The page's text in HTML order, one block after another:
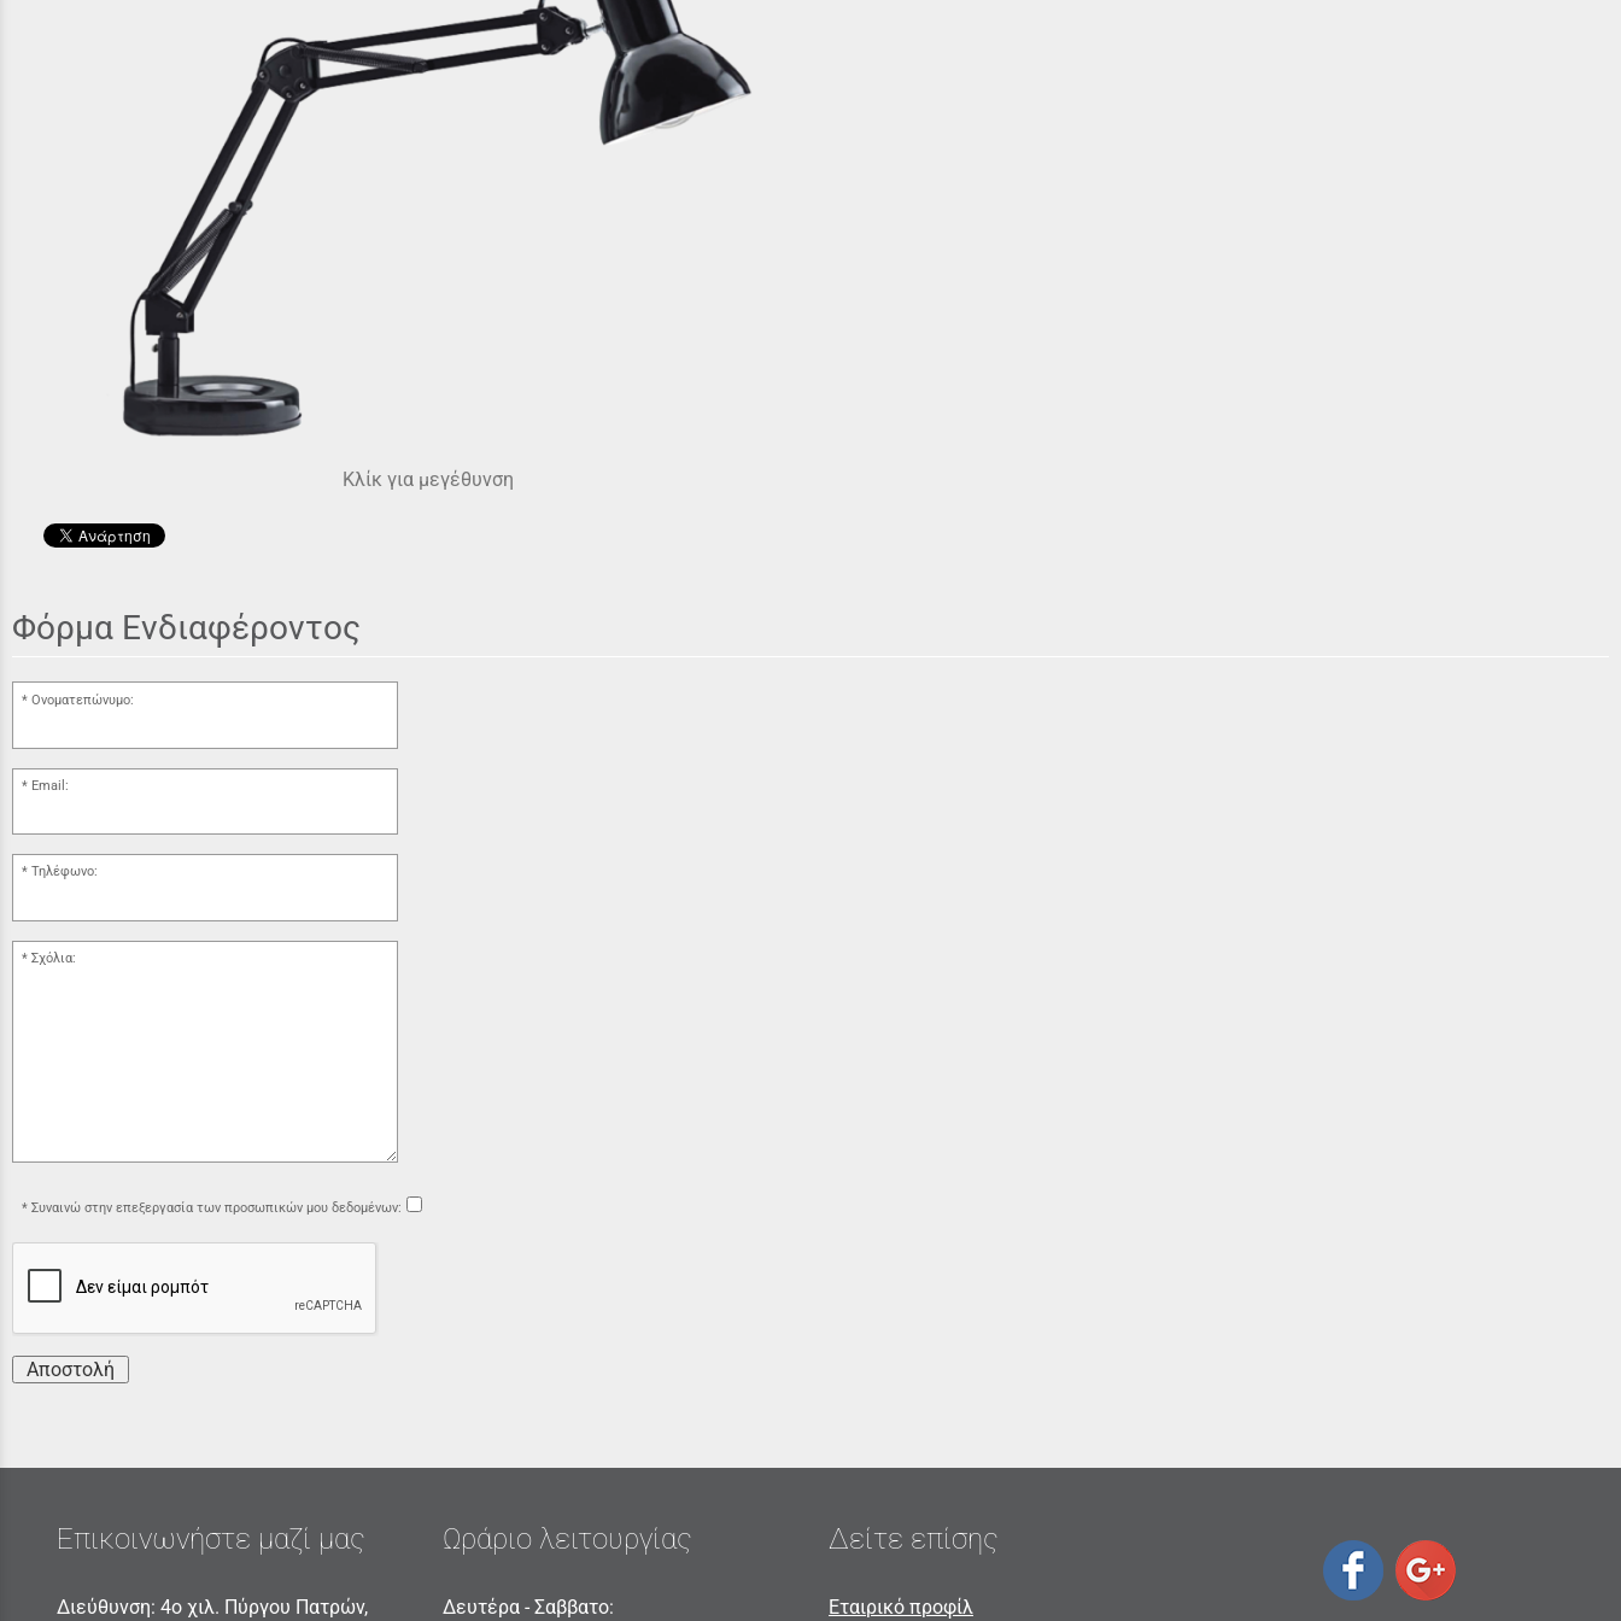
Κλίκ για μεγέθυνση
Φόρμα Ενδιαφέροντος
Ονοματεπώνυμο:
Email:
Τηλέφωνο:
Σχόλια:
Συναινώ στην επεξεργασία των προσωπικών μου δεδομένων:
Αποστολή
Επικοινωνήστε μαζί μας
Διεύθυνση: 4ο χιλ. Πύργου Πατρών,
Ωράριο λειτουργίας
Δευτέρα - Σαββατο:
Δείτε επίσης
Εταιρικό προφίλ